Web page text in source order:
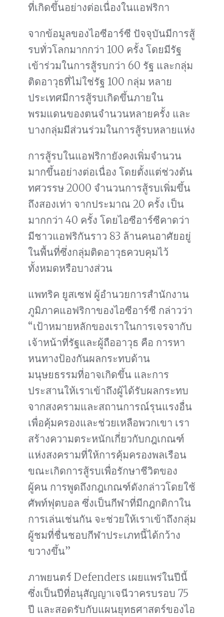
ที่เกิดขึ้นอย่างต่อเนื่องในแอฟริกา
จากข้อมูลของไอซีอาร์ซี ปัจจุบันมีการสู้
รบทั่วโลกมากกว่า 100 ครั้ง โดยมีรัฐ
เข้าร่วมในการสู้รบกว่า 60 รัฐ และกลุ่ม
ติดอาวุธที่ไม่ใช่รัฐ 100 กลุ่ม หลาย
ประเทศมีการสู้รบเกิดขึ้นภายใน
พรมแดนของตนจำนวนหลายครั้ง และ
บางกลุ่มมีส่วนร่วมในการสู้รบหลายแห่ง
การสู้รบในแอฟริกายังคงเพิ่มจำนวน
มากขึ้นอย่างต่อเนื่อง โดยตั้งแต่ช่วงต้น
ทศวรรษ 2000 จำนวนการสู้รบเพิ่มขึ้น
ถึงสองเท่า จากประมาณ 20 ครั้ง เป็น
มากกว่า 40 ครั้ง โดยไอซีอาร์ซีคาดว่า
มีชาวแอฟริกันราว 83 ล้านคนอาศัยอยู่
ในพื้นที่ซึ่งกลุ่มติดอาวุธควบคุมไว้
ทั้งหมดหรือบางส่วน
แพทริค ยูสเซฟ ผู้อำนวยการสำนักงาน
ภูมิภาคแอฟริกาของไอซีอาร์ซี กล่าวว่า
“เป้าหมายหลักของเราในการเจรจากับ
เจ้าหน้าที่รัฐและผู้ถืออาวุธ คือ การหา
หนทางป้องกันผลกระทบด้าน
มนุษยธรรมที่อาจเกิดขึ้น และการ
ประสานให้เราเข้าถึงผู้ได้รับผลกระทบ
จากสงครามและสถานการณ์รุนแรงอื่น
เพื่อคุ้มครองและช่วยเหลือพวกเขา เรา
สร้างความตระหนักเกี่ยวกับกฎเกณฑ์
แห่งสงครามที่ให้การคุ้มครองพลเรือน
ขณะเกิดการสู้รบเพื่อรักษาชีวิตของ
ผู้คน การพูดถึงกฎเกณฑ์ดังกล่าวโดยใช้
ศัพท์ฟุตบอล ซึ่งเป็นกีฬาที่มีกฎกติกาใน
การเล่นเช่นกัน จะช่วยให้เราเข้าถึงกลุ่ม
ผู้ชมที่ชื่นชอบกีฬาประเภทนี้ได้กว้าง
ขวางขึ้น”
ภาพยนตร์ Defenders เผยแพร่ในปีนี้
ซึ่งเป็นปีที่อนุสัญญาเจนีวาครบรอบ 75
ปี และสอดรับกับแผนยุทธศาสตร์ของไอ